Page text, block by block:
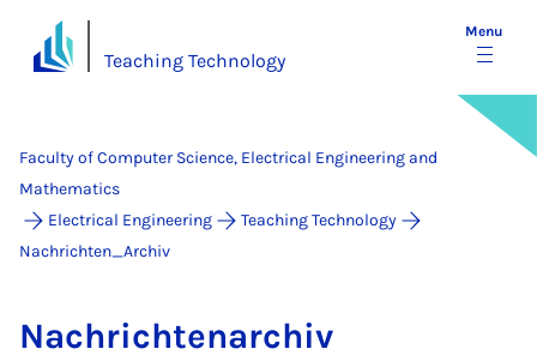
Teaching Technology
Menu
Faculty of Computer Science, Electrical Engineering and
Mathematics
Electrical Engineering
Teaching Technology
Nachrichten_Archiv
Na­chrichten­archiv